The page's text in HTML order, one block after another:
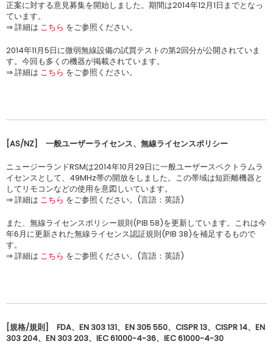
正案に対する意見募集を開始しました。期間は2014年12月1日までとなっ
ています。
⇒ 詳細は こちら をご参照ください。
2014年11月5日に微弱無線設備の試買テストの第2回分が公開されていま
す。今回も多くの機器が掲載されています。
⇒ 詳細は こちら をご参照ください。
[AS/NZ] 一般ユーザーライセンス、無線ライセンスポリシー
ニュージーランドRSMは2014年10月29日に一般ユーザースペクトラムラ
イセンスとして、49MHz帯の開放をしました。この帯域は短距離機器と
してリモコンなどの使用を意図しいています。
⇒ 詳細は こちら をご参照ください。(言語：英語)
また、無線ライセンスポリシー規則(PIB 58)を更新しています。これは今
年6月に更新された無線ライセンス認証規則(PIB 38)を補足するもので
す。
⇒ 詳細は こちら をご参照ください。(言語：英語)
[規格/規則] FDA、EN 303 131、EN 305 550、CISPR 13、CISPR 14、EN
303 204、EN 303 203、IEC 61000-4-36、IEC 61000-4-30